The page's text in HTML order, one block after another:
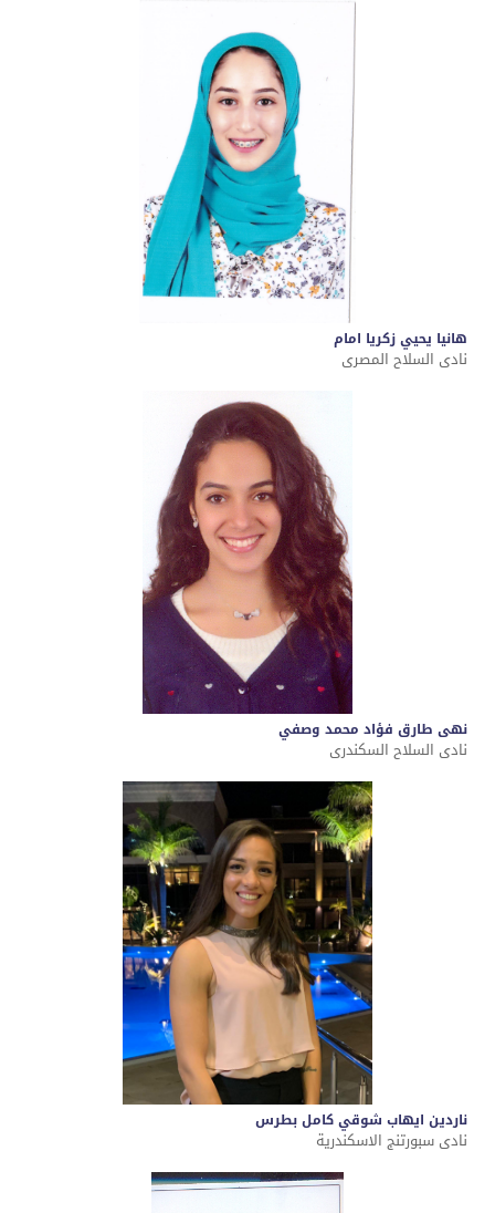
هانيا يحيي زكريا امام
نادى السلاح المصرى
نهى طارق فؤاد محمد وصفي
نادى السلاح السكندرى
ناردين ايهاب شوقي كامل بطرس
نادى سبورتنج الاسكندرية